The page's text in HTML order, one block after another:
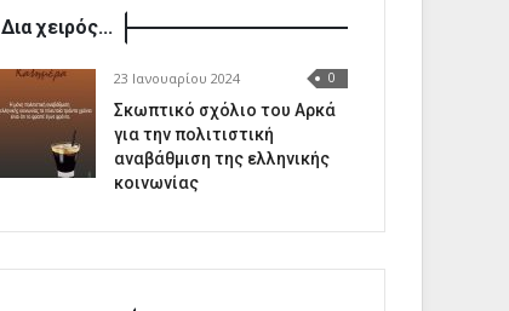
Δια χειρός...
23 Ιανουαρίου 2024 0
Σκωπτικό σχόλιο του Αρκά
για την πολιτιστική
αναβάθμιση της ελληνικής
κοινωνίας